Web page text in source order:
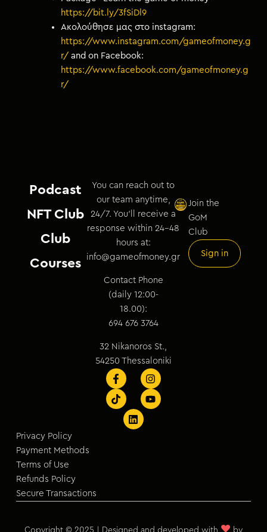
https://bit.ly/3fSiDl9
Ακολούθησε μας στο instagram:
https://www.instagram.com/gameofmoney.g
r/and on Facebook:
https://www.facebook.com/gameofmoney.g
r/
Podcast
NFT Club
Club
Courses
You can reach out to
our team anytime,
24/7. You’ll receive a
response within 24–48
hours at:
info@gameofmoney.gr
Contact Phone
(daily 12:00-
18.00):
694 676 3764
32 Nikanoros St.,
54250 Thessaloniki
Join the
GoM
Club
Sign in
Privacy Policy
Payment Methods
Terms of Use
Refunds Policy
Secure Transactions
♥